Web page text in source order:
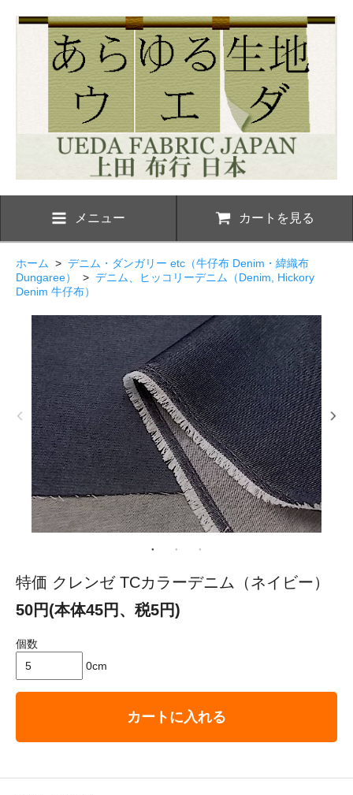
メニュー カートを見る
ホーム > デニム・ダンガリー etc（牛仔布 Denim・緯織布
Dungaree）
> デニム、ヒッコリーデニム（Denim, Hickory
Denim 牛仔布）
特価 クレンゼ TCカラーデニム（ネイビー）
50円(本体45円、税5円)
個数
0cm
カートに入れる